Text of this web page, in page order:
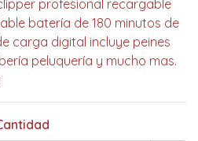
profesional recargable
batería de 180 minutos de
carga digital incluye peines
peluquería y mucho mas.